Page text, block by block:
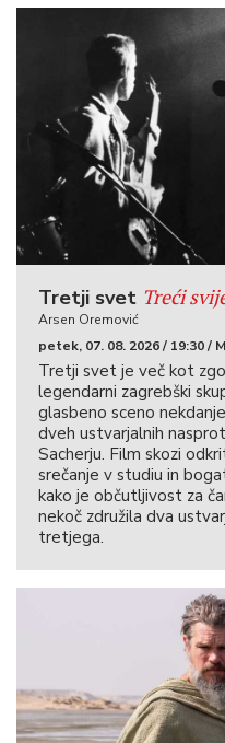
Tretji svet Treći
Arsen Oremović
petek, 07. 08. 2026 / 19:30 /
Tretji svet je več kot
legendarni zagrebški
glasbeno sceno
dveh ustvarjalnih
Sacherju. Film skozi
srečanje v studiu in
kako je občutljivost za
nekoč združila dva
tretjega.